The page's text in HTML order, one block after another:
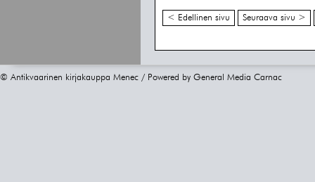
< Edellinen sivu Seuraava sivu >
© Antikvaarinen kirjakauppa Menec / Powered by General Media Carnac